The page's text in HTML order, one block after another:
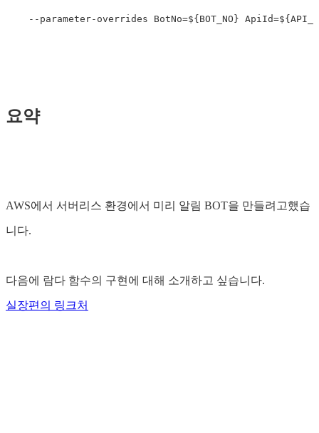
--parameter-overrides BotNo=${BOT_NO} ApiId=${
요약
AWS에서 서버리스 환경에서 미리 알림 BOT을 만들려고했습
니다.
다음에 람다 함수의 구현에 대해 소개하고 싶습니다.
실장편의 링크처